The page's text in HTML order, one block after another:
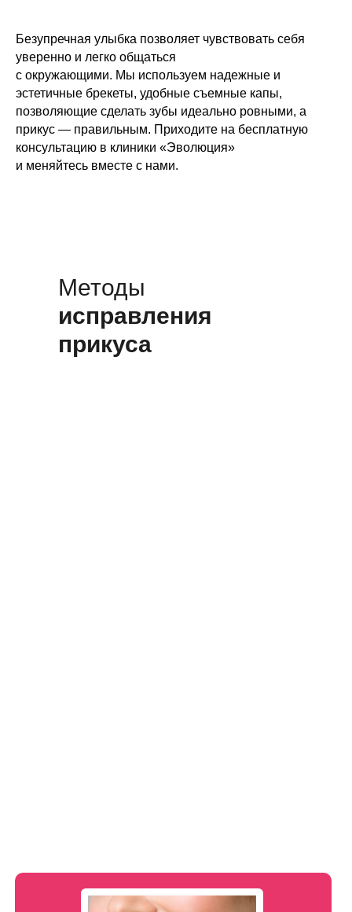
Безупречная улыбка позволяет чувствовать себя
уверенно и легко общаться
с окружающими. Мы используем надежные и
эстетичные брекеты, удобные съемные капы,
позволяющие сделать зубы идеально ровными, а
прикус — правильным. Приходите на бесплатную
консультацию в клиники «Эволюция»
и меняйтесь вместе с нами.
Методы
исправления
прикуса